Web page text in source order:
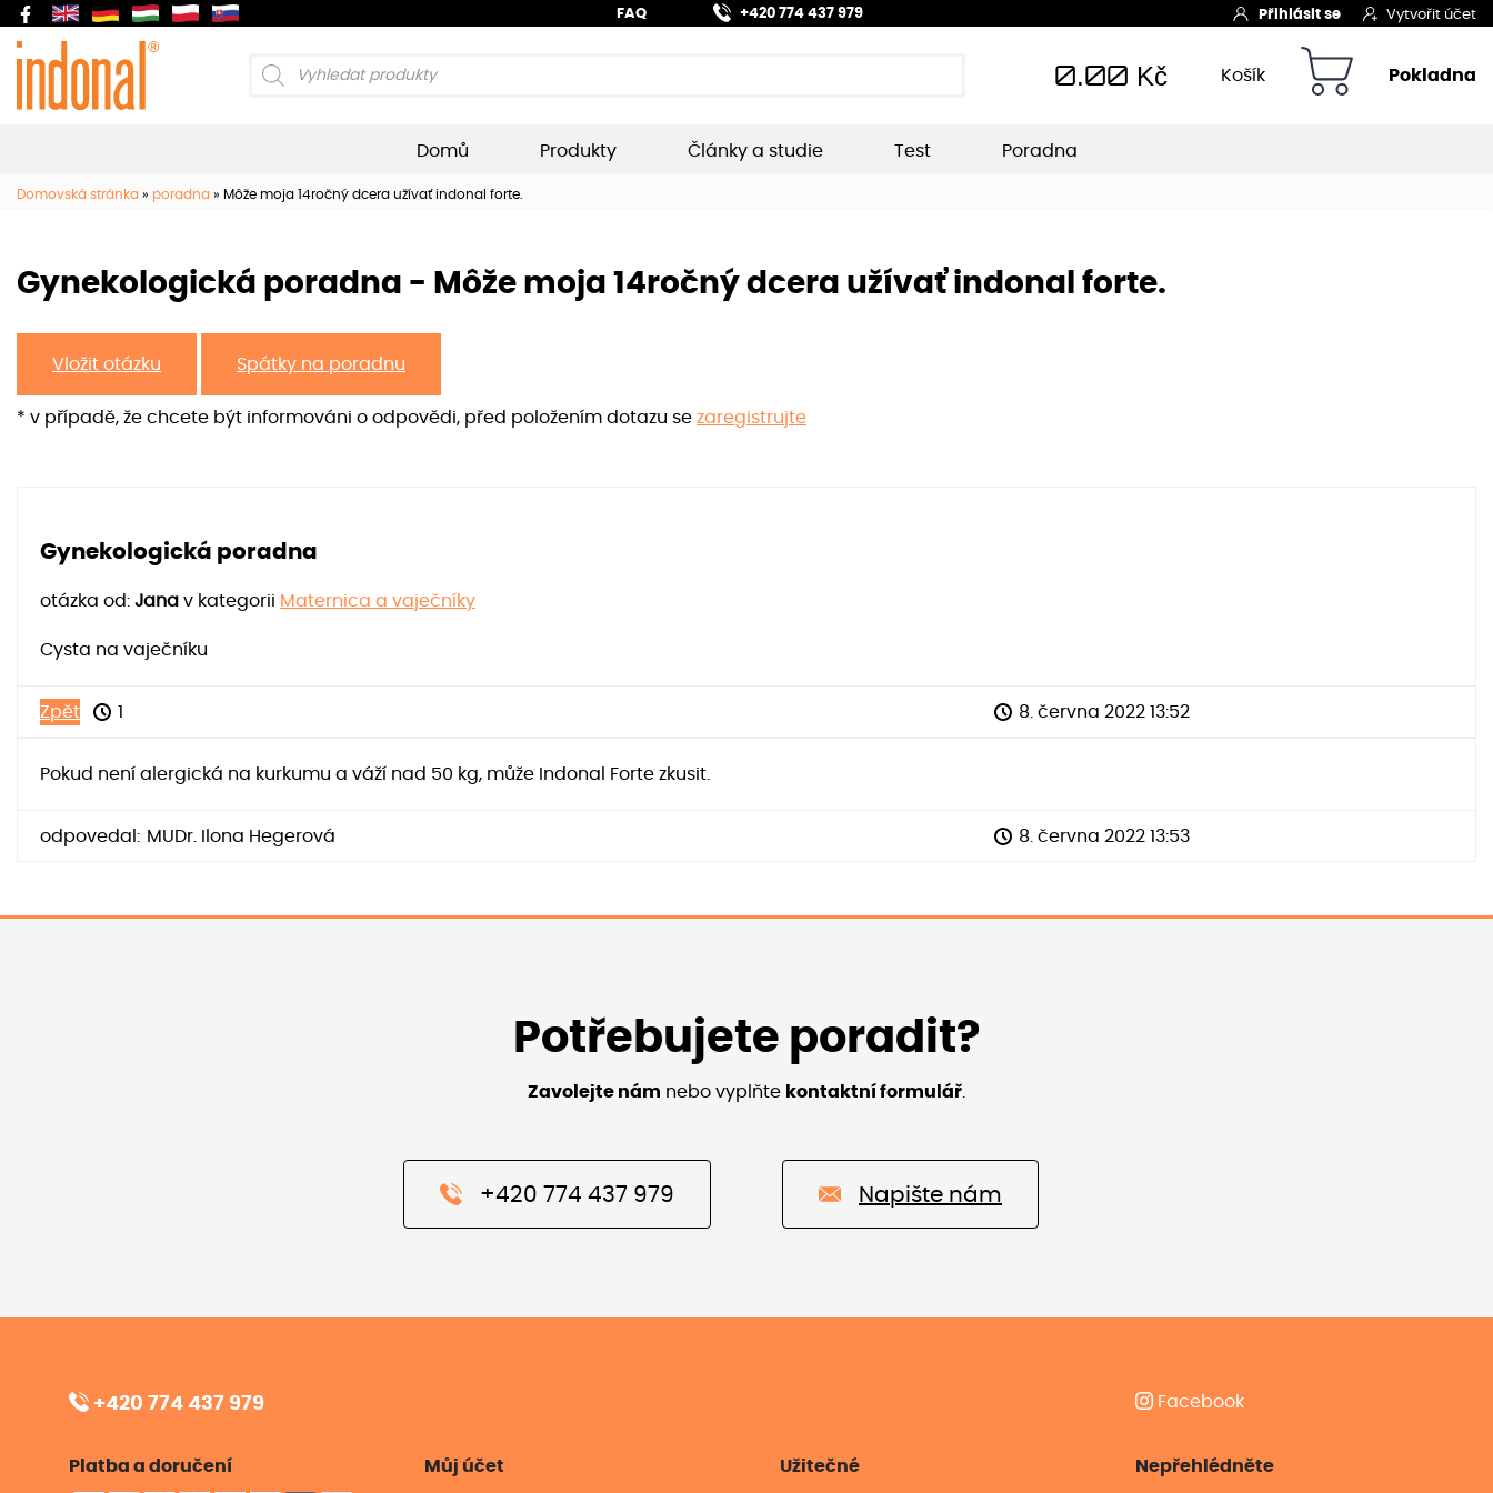
FAQ +420 774 437 979 Přihlásit se Vytvořit účet
Products
0.00 Kč Košík Pokladna
Domů Produkty Články a studie Test Poradna
Domovská stránka » poradna » Môže moja 14ročný dcera užívať indonal forte.
Gynekologická poradna - Môže moja 14ročný dcera užívať indonal forte.
Vložit otázku Spátky na poradnu
* v případě, že chcete být informováni o odpovědi, před položením dotazu se zaregistrujte
Gynekologická poradna
otázka od: Jana v kategorii Maternica a vaječníky
Cysta na vaječníku
Zpět 1 8. června 2022 13:52
Pokud není alergická na kurkumu a váží nad 50 kg, může Indonal Forte zkusit.
odpovedal: MUDr. Ilona Hegerová 8. června 2022 13:53
Potřebujete poradit?
Zavolejte nám nebo vyplňte kontaktní formulář.
+420 774 437 979 Napište nám
+420 774 437 979 Facebook
Platba a doručení Můj účet Užitečné Nepřehlédněte